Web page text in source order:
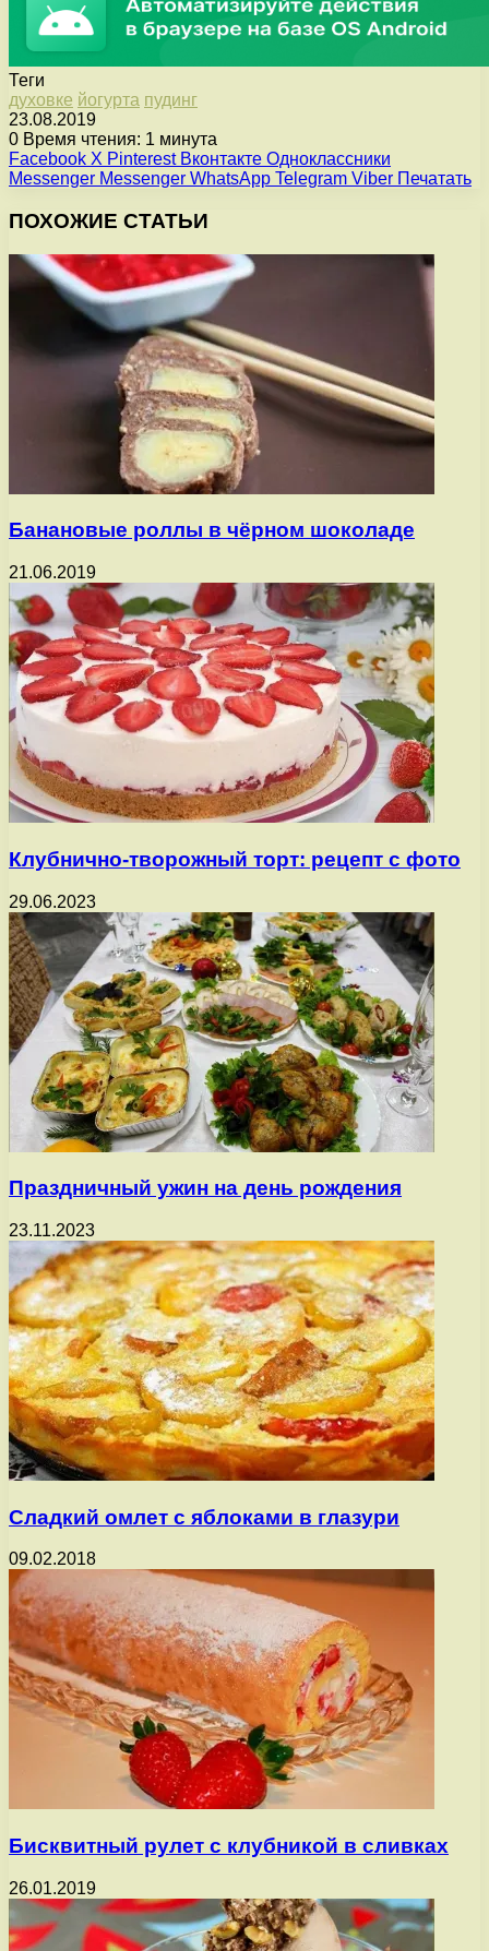
Теги
духовке йогурта пудинг
23.08.2019
0 Время чтения: 1 минута
Facebook X Pinterest Вконтакте Одноклассники
Messenger Messenger WhatsApp Telegram Viber Печатать
ПОХОЖИЕ СТАТЬИ
Банановые роллы в чёрном шоколаде
21.06.2019
Клубнично-творожный торт: рецепт с фото
29.06.2023
Праздничный ужин на день рождения
23.11.2023
Сладкий омлет с яблоками в глазури
09.02.2018
Бисквитный рулет с клубникой в сливках
26.01.2019